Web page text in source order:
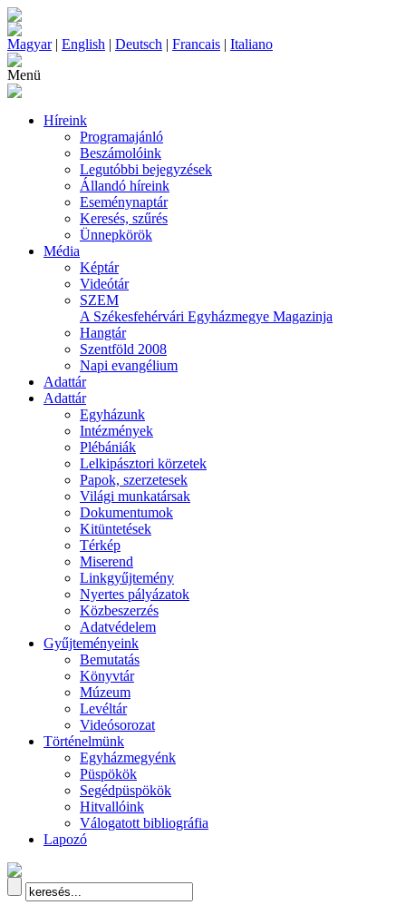
Magyar| English | Deutsch | Francais | Italiano
Menü
Híreink
Programajánló
Beszámolóink
Legutóbbi bejegyzések
Állandó híreink
Eseménynaptár
Keresés, szűrés
Ünnepkörök
Média
Képtár
Videótár
SZEM
A Székesfehérvári Egyházmegye Magazinja
Hangtár
Szentföld 2008
Napi evangélium
Adattár
Adattár
Egyházunk
Intézmények
Plébániák
Lelkipásztori körzetek
Papok, szerzetesek
Világi munkatársak
Dokumentumok
Kitüntetések
Térkép
Miserend
Linkgyűjtemény
Nyertes pályázatok
Közbeszerzés
Adatvédelem
Gyűjteményeink
Bemutatás
Könyvtár
Múzeum
Levéltár
Videósorozat
Történelmünk
Egyházmegyénk
Püspökök
Segédpüspökök
Hitvallóink
Válogatott bibliográfia
Lapozó